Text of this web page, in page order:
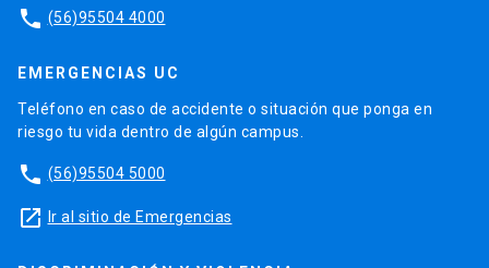
phone (56)95504 4000
EMERGENCIAS UC
Teléfono en caso de accidente o situación que ponga en
riesgo tu vida dentro de algún campus.
phone (56)95504 5000
launch Ir al sitio de Emergencias